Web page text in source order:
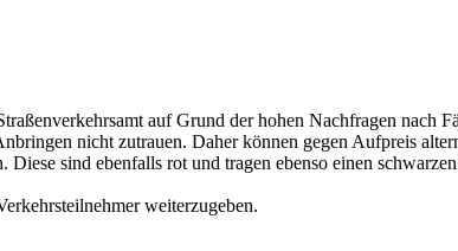
auf Grund der hohen Nachfragen nach
nicht zutrauen. Daher können gegen Aufpreis
Diese sind ebenfalls rot und tragen ebenso einen
weiterzugeben.